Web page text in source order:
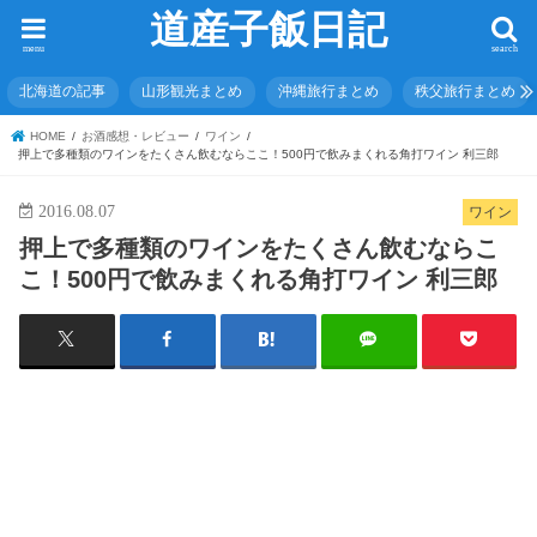
道産子飯日記 search
menu
北海道の記事 山形観光まとめ 沖縄旅行まとめ 秩父旅行まとめ
HOME お酒感想・レビュー
ワイン
押上で多種類のワインをたくさん飲むならここ！500円で飲みまくれる角打ワイン 利三郎
ワイン
2016.08.07
押上で多種類のワインをたくさん飲むならこ
こ！500円で飲みまくれる角打ワイン 利三郎